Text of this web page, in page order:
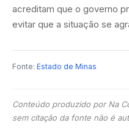
acreditam que o governo
evitar que a situação se
Fonte: Estado de Minas
Conteúdo produzido por Na
sem citação da fonte não é